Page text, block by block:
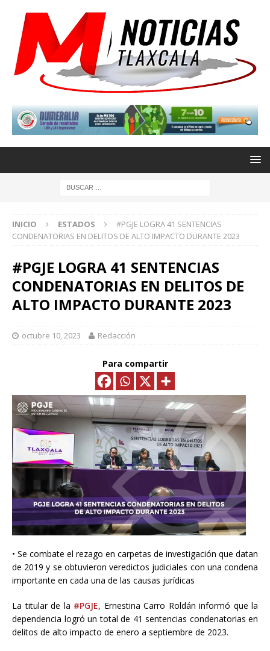
INICIO ESTADOS
#PGJE LOGRA 41 SENTENCIAS
CONDENATORIAS EN DELITOS DE ALTO IMPACTO DURANTE 2023
#PGJE LOGRA 41 SENTENCIAS
CONDENATORIAS EN DELITOS DE
ALTO IMPACTO DURANTE 2023
octubre 10, 2023 Redacción
Para compartir
• Se combate el rezago en carpetas de investigación que datan
de 2019 y se obtuvieron veredictos judiciales con una condena
importante en cada una de las causas jurídicas
La titular de la #PGJE, Ernestina Carro Roldán informó que la
dependencia logró un total de 41 sentencias condenatorias en
delitos de alto impacto de enero a septiembre de 2023.